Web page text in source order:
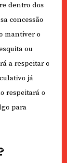
dentro dos
concessão
mantiver o
ou
a respeitar o
já
respeitará o
para